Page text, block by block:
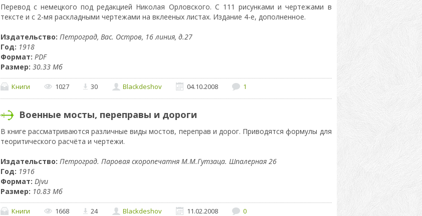
Перевод с немецкого под редакцией Николая Орловского. С 111 рисунками и чертежами в
тексте и с 2-мя раскладными чертежами на вклееных листах. Издание 4-е, дополненное.
Издательство: Петроград, Вас. Остров, 16 линия, д.27
Год: 1918
Формат: PDF
Размер: 30.33 Мб
Книги 1027 30 Blackdeshov 04.10.2008 1
Военные мосты, переправы и дороги
В книге рассматриваются различные виды мостов, переправ и дорог. Приводятся формулы для
теоритического расчёта и чертежи.
Издательство: Петроград. Паровая скоропечатня М.М.Гутзаца. Шпалерная 26
Год: 1916
Формат: Djvu
Размер: 10.83 Мб
Книги 1668 24 Blackdeshov 11.02.2008 0